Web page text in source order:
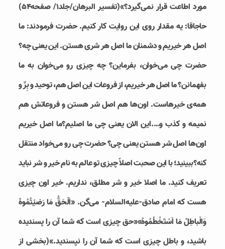
مورد اطاعت قرار نمی‌گیرد؟»(تفسیر البرهان/جلد۱/ صفحه۵۴)
حاجاقا: یه مقدار روی این روایت کار کنیم. حضرت فرمودند: ما
اصل هر خیریم و دشمنان ما اصل هر شری هستن. این یعنی چه؟
حضرت چی می‌خوان، بفرماین؟ چه چیزی رو می‌خوان به ما
بفهمانن؟ ما اصل هر خیریم، از فروعات این اصل هم، توحید و بِرِّ و
همه‌ی خیر‌هاست. اون‌ها هم اصل شر هستن و فروعاتش هم
نمیمه و کذب و….این الان یعنی چی ما اصلیم؟ما اصل خیریم
اون‌ها اصل شر هستن یعنی چی؟ حضرت چی رو می‌خواد منتقل
کنه؟ببینید؛ با این صحبت اصلاً چیزی تو عالم به نام خیر و شر نباید
تعریف کنید. ما اصلا خیر و شر مطلق، نداریم. خیر اون چیزی
هست که امام صادق-علیه‌السلام- می‌گن. «اَلْحَقُّ مَا رَضيْتُمُوهُ
وَالْباطِلُ مَا اَسْتَخْطُمُوهُ»«حق چيزی است که شما آن را پسنديده
باشيد، و باطل چيزی است که شما آن را نپسنديد.»(بخشی از